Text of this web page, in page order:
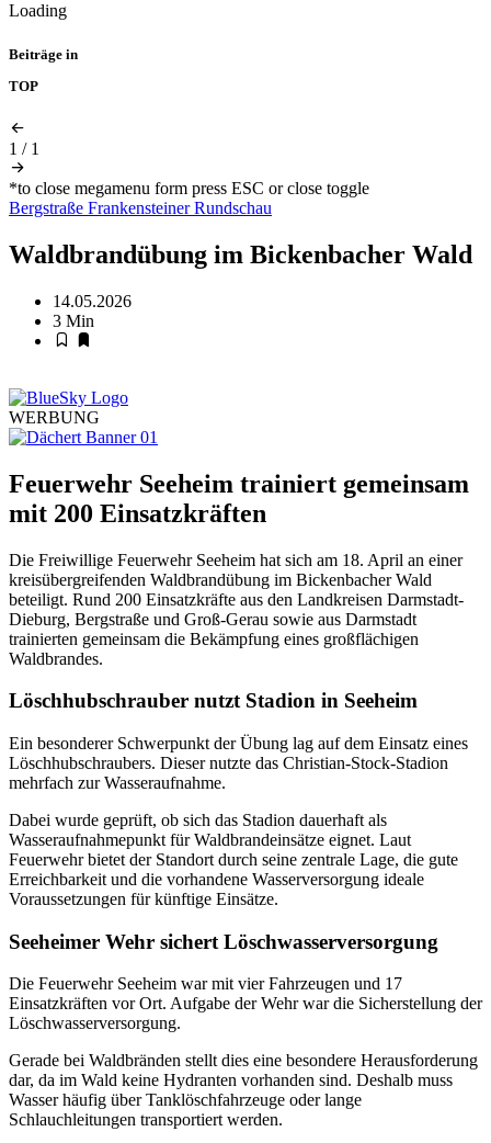
Loading
Beiträge in
TOP
1 / 1
*to close megamenu form press ESC or close toggle
Bergstraße Frankensteiner Rundschau
Waldbrandübung im Bickenbacher Wald
14.05.2026
3 Min
WERBUNG
Feuerwehr Seeheim trainiert gemeinsam
mit 200 Einsatzkräften
Die Freiwillige Feuerwehr Seeheim hat sich am 18. April an einer
kreisübergreifenden Waldbrandübung im Bickenbacher Wald
beteiligt. Rund 200 Einsatzkräfte aus den Landkreisen Darmstadt-
Dieburg, Bergstraße und Groß-Gerau sowie aus Darmstadt
trainierten gemeinsam die Bekämpfung eines großflächigen
Waldbrandes.
Löschhubschrauber nutzt Stadion in Seeheim
Ein besonderer Schwerpunkt der Übung lag auf dem Einsatz eines
Löschhubschraubers. Dieser nutzte das Christian-Stock-Stadion
mehrfach zur Wasseraufnahme.
Dabei wurde geprüft, ob sich das Stadion dauerhaft als
Wasseraufnahmepunkt für Waldbrandeinsätze eignet. Laut
Feuerwehr bietet der Standort durch seine zentrale Lage, die gute
Erreichbarkeit und die vorhandene Wasserversorgung ideale
Voraussetzungen für künftige Einsätze.
Seeheimer Wehr sichert Löschwasserversorgung
Die Feuerwehr Seeheim war mit vier Fahrzeugen und 17
Einsatzkräften vor Ort. Aufgabe der Wehr war die Sicherstellung der
Löschwasserversorgung.
Gerade bei Waldbränden stellt dies eine besondere Herausforderung
dar, da im Wald keine Hydranten vorhanden sind. Deshalb muss
Wasser häufig über Tanklöschfahrzeuge oder lange
Schlauchleitungen transportiert werden.